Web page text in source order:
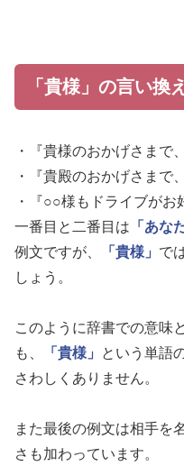
「貴様」の言い換
・『貴様のおかげさまで
・『貴殿のおかげさまで
・『○○様もドライブがお
一番目と二番目は 「あな
例文ですが、
「貴様」 で
しょう。
このように辞書での意味
も、
「貴様」
という単語
さわしくありません。
また最後の例文は相手を
さも加わっています。